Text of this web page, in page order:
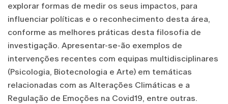
explorar formas de medir os seus impactos, para
influenciar políticas e o reconhecimento desta área,
conforme as melhores práticas desta filosofia de
investigação. Apresentar-se-ão exemplos de
intervenções recentes com equipas multidisciplinares
(Psicologia, Biotecnologia e Arte) em temáticas
relacionadas com as Alterações Climáticas e a
Regulação de Emoções na Covid19, entre outras.